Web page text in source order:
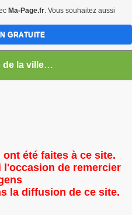
Géographie de la ville en guerre
été faites à ce site.
l'occasion de remercier
la diffusion de ce site.
Ma-Page.fr. Vous souhaitez aussi
GRATUITE